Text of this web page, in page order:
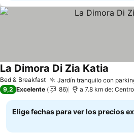
Bed & Breakfast Jardín tranquilo con
La Dimora Di Zia Katia
9,2 Excelente 86 a 7.8 km de:
Elige fechas para ver los precios